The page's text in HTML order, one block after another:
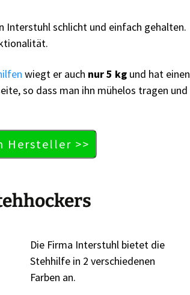
Interstuhl schlicht und einfach gehalten.
wiegt er auch nur 5 kg und hat einen
so dass man ihn mühelos tragen und
Hersteller >>
Die Firma Interstuhl bietet die
Stehhilfe in 2 verschiedenen
Farben an.